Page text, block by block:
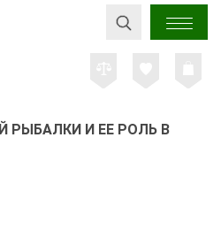
РЫБАЛКИ И ЕЕ РОЛЬ В